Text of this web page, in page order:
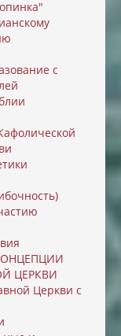
с
ЦЕРКВИ
Церкви с